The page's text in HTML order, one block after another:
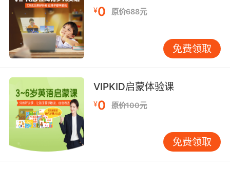
¥0 原价688元
免费领取
VIPKID启蒙体验课
¥0 原价100元
免费领取